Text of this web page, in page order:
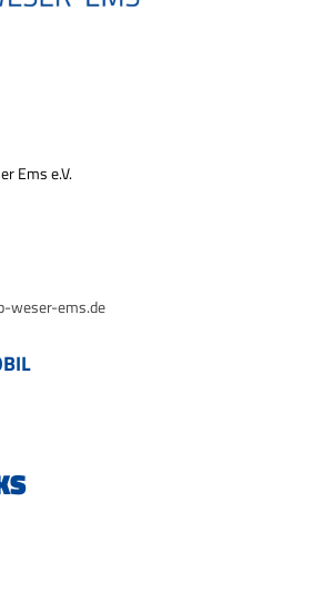
Ems e.V.
weser-ems.de